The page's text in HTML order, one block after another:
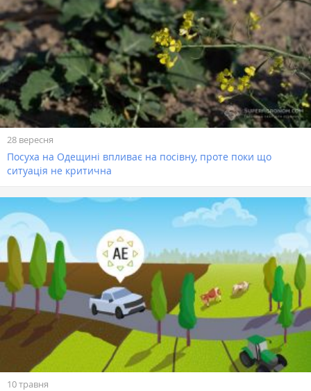
28 вересня
Посуха на Одещині впливає на посівну, проте поки що
ситуація не критична
10 травня